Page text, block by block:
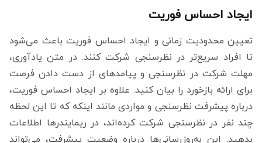
ایجاد احساس فوریت
تعیین محدودیت زمانی و ایجاد احساس فوریت باعث می‌شود
تا افراد سریع‌تر در نظرسنجی شرکت کنند. در متن یادآوری،
مهلت شرکت در نظرسنجی و پیامدهای از دست دادن فرصت
برای ارائه بازخورد را بیان کنید. علاوه بر ایجاد احساس فوریت،
درباره پیشرفت نظرسنجی و مواردی مانند اینکه که تا این لحظه
چند نفر در نظرسنجی شرکت کرده‌اند، در ریمایندرها اطلاعات
بدهید. این به‌روزرسانی‌ها درباره وضعیت پیشرفت، می‌تواند